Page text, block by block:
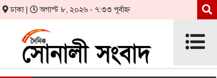
ঢাকা | অগাস্ট ৮, ২০২৬ - ৭:৩৩ পূর্বাহ্ন